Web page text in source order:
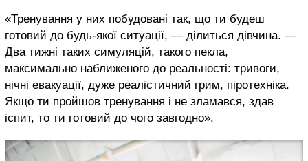
«Тренування у них побудовані так, що ти будеш
готовий до будь-якої ситуації, — ділиться дівчина. —
Два тижні таких симуляцій, такого пекла,
максимально наближеного до реальності: тривоги,
нічні евакуації, дуже реалістичний грим, піротехніка.
Якщо ти пройшов тренування і не зламався, здав
іспит, то ти готовий до чого завгодно».